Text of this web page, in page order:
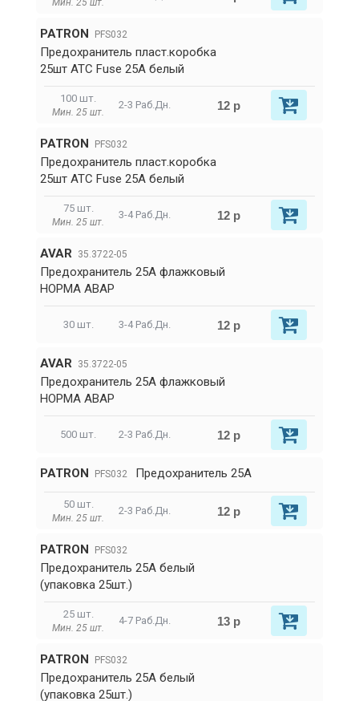
PATRON PFS032
Предохранитель пласт.коробка
25шт ATC Fuse 25A белый
100 шт.
Мин. 25 шт.
2-3 Раб.Дн. 12 р
PATRON PFS032
Предохранитель пласт.коробка
25шт ATC Fuse 25A белый
75 шт.
Мин. 25 шт.
3-4 Раб.Дн. 12 р
AVAR 35.3722-05
Предохранитель 25А флажковый
НОРМА АВАР
30 шт. 3-4 Раб.Дн. 12 р
AVAR 35.3722-05
Предохранитель 25А флажковый
НОРМА АВАР
500 шт. 2-3 Раб.Дн. 12 р
PATRON PFS032 Предохранитель 25A
50 шт.
Мин. 25 шт.
2-3 Раб.Дн. 12 р
PATRON PFS032
Предохранитель 25A белый
(упаковка 25шт.)
25 шт.
Мин. 25 шт.
4-7 Раб.Дн. 13 р
PATRON PFS032
Предохранитель 25A белый
(упаковка 25шт.)